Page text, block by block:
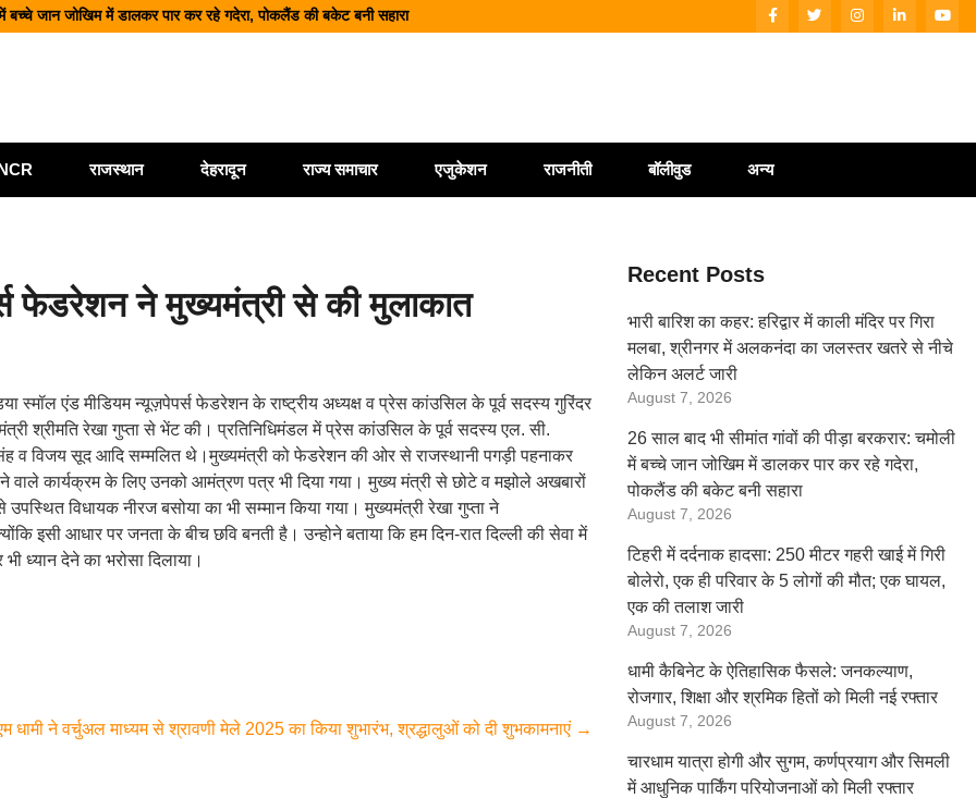
में बच्चे जान जोखिम में डालकर पार कर रहे गदेरा, पोकलैंड की बकेट बनी सहारा
और श्रमिक हितों को मिली नई रफ्तार
पार्किंग परियोजनाओं को मिली रफ्तार
मलबा, श्रीनगर में अलकनंदा का जलस्तर खतरे से नीचे लेकिन अलर्ट जारी
राजस्थान देहरादून राज्य समाचार एजुकेशन राजनीती बॉलीवुड अन्य
फेडरेशन ने मुख्यमंत्री से की मुलाकात
स्मॉल एंड मीडियम न्यूज़पेपर्स फेडरेशन के राष्ट्रीय अध्यक्ष व प्रेस कांउसिल के पूर्व सदस्य गुरिंदर
श्रीमति रेखा गुप्ता से भेंट की। प्रतिनिधिमंडल में प्रेस कांउसिल के पूर्व सदस्य एल. सी.
व विजय सूद आदि सम्मलित थे।मुख्यमंत्री को फेडरेशन की ओर से राजस्थानी पगड़ी पहनाकर
वाले कार्यक्रम के लिए उनको आमंत्रण पत्र भी दिया गया। मुख्य मंत्री से छोटे व मझोले अखबारों
विधायक नीरज बसोया का भी सम्मान किया गया। मुख्यमंत्री रेखा गुप्ता ने
इसी आधार पर जनता के बीच छवि बनती है। उन्होने बताया कि हम दिन-रात दिल्ली की सेवा में
ध्यान देने का भरोसा दिलाया।
धामी ने वर्चुअल माध्यम से श्रावणी मेले 2025 का किया शुभारंभ, श्रद्धालुओं को दी शुभकामनाएं →
Recent Posts
भारी बारिश का कहर: हरिद्वार में काली मंदिर पर गिरा
मलबा, श्रीनगर में अलकनंदा का जलस्तर खतरे से नीचे
लेकिन अलर्ट जारी
August 7, 2026
26 साल बाद भी सीमांत गांवों की पीड़ा बरकरार: चमोली
में बच्चे जान जोखिम में डालकर पार कर रहे गदेरा,
पोकलैंड की बकेट बनी सहारा
August 7, 2026
टिहरी में दर्दनाक हादसा: 250 मीटर गहरी खाई में गिरी
बोलेरो, एक ही परिवार के 5 लोगों की मौत; एक घायल,
एक की तलाश जारी
August 7, 2026
धामी कैबिनेट के ऐतिहासिक फैसले: जनकल्याण,
रोजगार, शिक्षा और श्रमिक हितों को मिली नई रफ्तार
August 7, 2026
चारधाम यात्रा होगी और सुगम, कर्णप्रयाग और सिमली
में आधुनिक पार्किंग परियोजनाओं को मिली रफ्तार